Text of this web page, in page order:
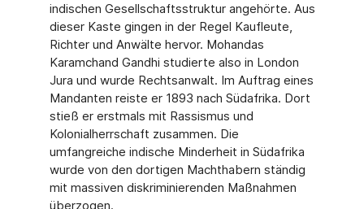
indischen Gesellschaftsstruktur angehörte. Aus
dieser Kas­te gingen in der Regel Kaufleute,
Richter und Anwälte hervor. Mohandas
Karamchand Gandhi studierte also in London
Jura und wurde Rechtsanwalt. Im Auftrag eines
Mandan­ten reiste er 1893 nach Südafrika. Dort
stieß er erstmals mit Rassismus und
Kolonialherr­schaft zu­sammen. Die
umfangreiche indische Minderheit in Südafrika
wurde von den dorti­gen Machthabern ständig
mit massiven diskriminierenden Maßnahmen
überzogen.